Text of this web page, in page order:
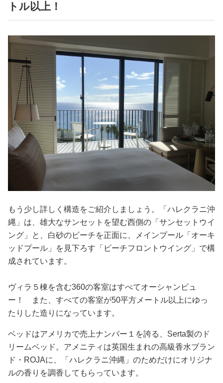
トル以上！
もう少し詳しく構造をご紹介しましょう。「ハレクラニ沖
縄」は、雄大なサンセットを望む西側の「サンセットウイ
ング」と、白砂のビーチを正面に、メインプール「オーキ
ッドプール」を見下ろす「ビーチフロントウイング」で構
成されています。
ヴィラ５棟を含む360の客室はすべてオーシャンビュ
ー！ また、すべての客室が50平方メートル以上にゆっ
たりした造りになっています。
ベッドはアメリカで売上ナンバー１を誇る、Serta製のド
リームベッド。アメニティは英国生まれの高級香水ブラン
ド・ROJAに、「ハレクラニ沖縄」のためだけにオリジナ
ルの香りを調香してもらっています。